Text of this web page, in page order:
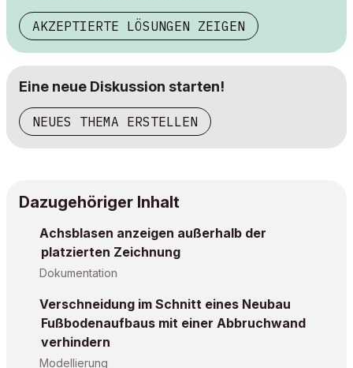
AKZEPTIERTE LÖSUNGEN ZEIGEN
Eine neue Diskussion starten!
NEUES THEMA ERSTELLEN
Dazugehöriger Inhalt
Achsblasen anzeigen außerhalb der
platzierten Zeichnung
Dokumentation
Verschneidung im Schnitt eines Neubau
Fußbodenaufbaus mit einer Abbruchwand
verhindern
Modellierung